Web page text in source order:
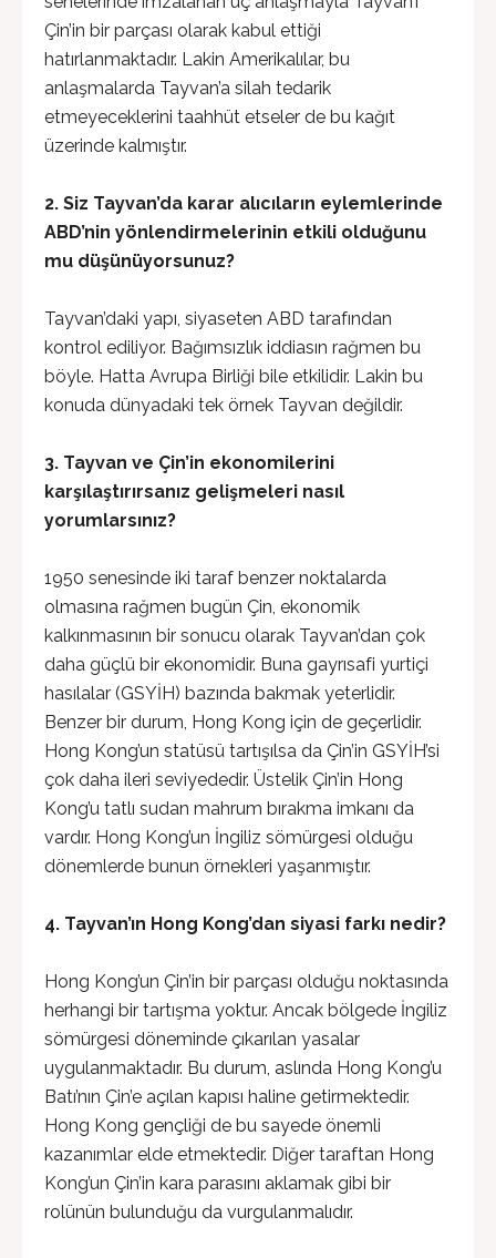
Çin’in bir parçası olarak kabul ettiği
hatırlanmaktadır. Lakin Amerikalılar, bu
anlaşmalarda Tayvan’a silah tedarik
etmeyeceklerini taahhüt etseler de bu kağıt
üzerinde kalmıştır.
2. Siz Tayvan’da karar alıcıların eylemlerinde
ABD’nin yönlendirmelerinin etkili olduğunu
mu düşünüyorsunuz?
Tayvan’daki yapı, siyaseten ABD tarafından
kontrol ediliyor. Bağımsızlık iddiasın rağmen bu
böyle. Hatta Avrupa Birliği bile etkilidir. Lakin bu
konuda dünyadaki tek örnek Tayvan değildir.
3. Tayvan ve Çin’in ekonomilerini
karşılaştırırsanız gelişmeleri nasıl
yorumlarsınız?
1950 senesinde iki taraf benzer noktalarda
olmasına rağmen bugün Çin, ekonomik
kalkınmasının bir sonucu olarak Tayvan’dan çok
daha güçlü bir ekonomidir. Buna gayrısafi yurtiçi
hasılalar (GSYİH) bazında bakmak yeterlidir.
Benzer bir durum, Hong Kong için de geçerlidir.
Hong Kong’un statüsü tartışılsa da Çin’in GSYİH’si
çok daha ileri seviyededir. Üstelik Çin’in Hong
Kong’u tatlı sudan mahrum bırakma imkanı da
vardır. Hong Kong’un İngiliz sömürgesi olduğu
dönemlerde bunun örnekleri yaşanmıştır.
4. Tayvan’ın Hong Kong’dan siyasi farkı nedir?
Hong Kong’un Çin’in bir parçası olduğu noktasında
herhangi bir tartışma yoktur. Ancak bölgede İngiliz
sömürgesi döneminde çıkarılan yasalar
uygulanmaktadır. Bu durum, aslında Hong Kong’u
Batı’nın Çin’e açılan kapısı haline getirmektedir.
Hong Kong gençliği de bu sayede önemli
kazanımlar elde etmektedir. Diğer taraftan Hong
Kong’un Çin’in kara parasını aklamak gibi bir
rolünün bulunduğu da vurgulanmalıdır.